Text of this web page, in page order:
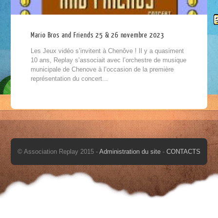
Mario Bros and Friends 25 & 26 novembre 2023
Les Jeux vidéo s’invitent à Chenôve ! Il y a quasiment
10 ans, Replay s’associait avec l’orchestre de musique
municipale de Chenove à l’occasion de la première
représentation du concert...
© Association Replay 2015 - Administration du site - CONTACTS